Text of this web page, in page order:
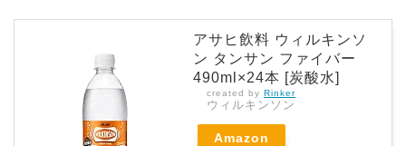
アサヒ飲料 ウィルキンソ
ン タンサン ファイバー
490ml×24本 [炭酸水]
created by Rinker
ウィルキンソン
Amazon